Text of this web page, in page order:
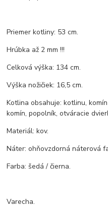
Priemer kotliny: 53 cm.
Hrúbka až 2 mm !!!
Celková výška: 134 cm.
Výška nožičiek: 16,5 cm.
Kotlina obsahuje: kotlinu,
komín, popolník, otváracie
Materiál: kov.
Náter: ohňovzdorná náterová
Farba: šedá / čierna.
Varecha.